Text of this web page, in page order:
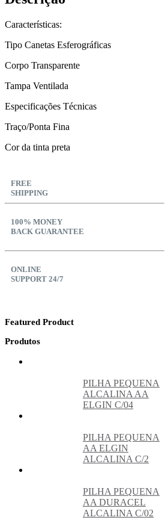
Características:
Tipo Canetas Esferográficas
Corpo Transparente
Tampa Ventilada
Especificações Técnicas
Traço/Ponta Fina
Cor da tinta preta
FREE
SHIPPING
100% MONEY
BACK GUARANTEE
ONLINE
SUPPORT 24/7
Featured Product
Produtos
PILHA PEQUENA
ALCALINA AA
ELGIN C/04
PILHA PEQUENA
AA ELGIN
ALCALINA C/2
PILHA PEQUENA
AA DURACEL
ALCALINA C/02